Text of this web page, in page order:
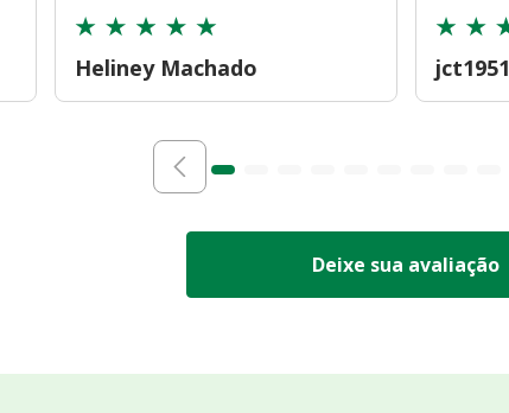
Heliney Machado jct1951
Deixe sua avaliação